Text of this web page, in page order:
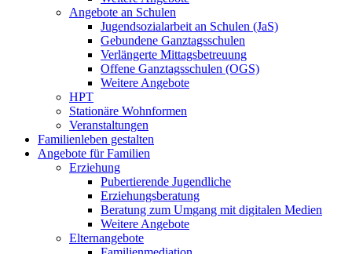
Angebote an Schulen
Jugendsozialarbeit an Schulen (JaS)
Gebundene Ganztagsschulen
Verlängerte Mittagsbetreuung
Offene Ganztagsschulen (OGS)
Weitere Angebote
HPT
Stationäre Wohnformen
Veranstaltungen
Familienleben gestalten
Angebote für Familien
Erziehung
Pubertierende Jugendliche
Erziehungsberatung
Beratung zum Umgang mit digitalen Medien
Weitere Angebote
Elternangebote